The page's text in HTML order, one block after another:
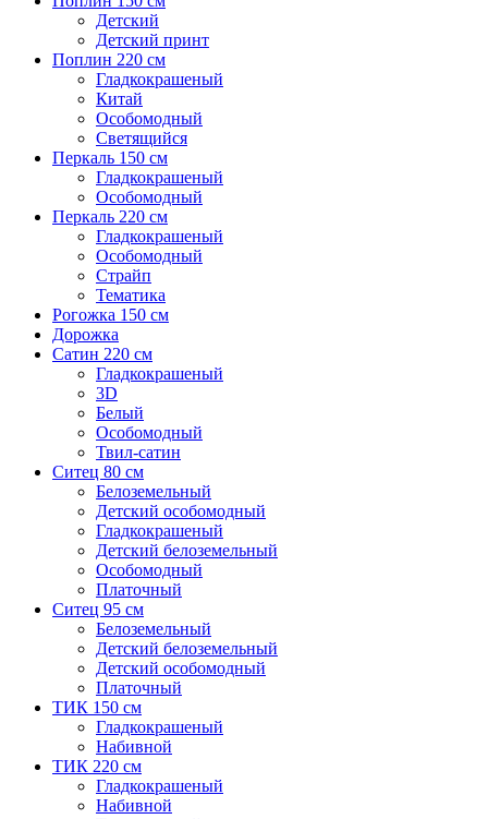
Детский
Детский принт
Поплин 220 см
Гладкокрашеный
Китай
Особомодный
Светящийся
Перкаль 150 см
Гладкокрашеный
Особомодный
Перкаль 220 см
Гладкокрашеный
Особомодный
Страйп
Тематика
Рогожка 150 см
Дорожка
Сатин 220 см
Гладкокрашеный
3D
Белый
Особомодный
Твил-сатин
Ситец 80 см
Белоземельный
Детский особомодный
Гладкокрашеный
Детский белоземельный
Особомодный
Платочный
Ситец 95 см
Белоземельный
Детский белоземельный
Детский особомодный
Платочный
ТИК 150 см
Гладкокрашеный
Набивной
ТИК 220 см
Гладкокрашеный
Набивной